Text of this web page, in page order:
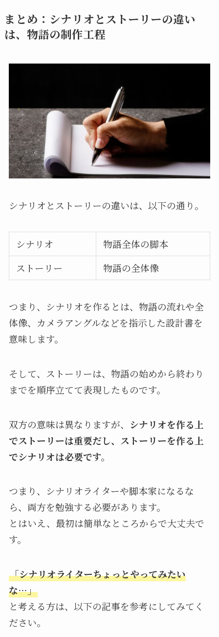
まとめ：シナリオとストーリーの違い
は、物語の制作工程
シナリオとストーリーの違いは、以下の通り。
シナリオ
物語全体の脚本
ストーリー
物語の全体像
つまり、シナリオを作るとは、物語の流れや全
体像、カメラアングルなどを指示した設計書を
意味します。
そして、ストーリーは、物語の始めから終わり
までを順序立てて表現したものです。
双方の意味は異なりますが、 シナリオを作る上
でストーリーは重要だし、ストーリーを作る上
でシナリオは必要です。
つまり、シナリオライターや脚本家になるな
ら、両方を勉強する必要があります。
とはいえ、最初は簡単なところからで大丈夫で
す。
「シナリオライターちょっとやってみたい
な…」
と考える方は、以下の記事を参考にしてみてく
ださい。